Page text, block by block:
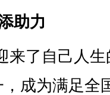
助力
来了自己人
成为满足全